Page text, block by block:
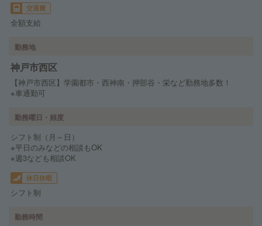
交通費
全額支給
勤務地
神戸市西区
【神戸市西区】学園都市・西神南・押部谷・栄など勤務地多数！
※車通勤可
勤務曜日・頻度
シフト制（月～日）
※平日のみなどの相談もOK
※週3なども相談OK
休日休暇
シフト制
勤務時間